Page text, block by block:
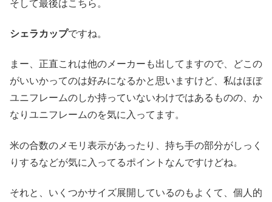
そして最後はこちら。
シェラカップですね。
まー、正直これは他のメーカーも出してますので、どこの
がいいかってのは好みになるかと思いますけど、私はほぼ
ユニフレームのしか持っていないわけではあるものの、か
なりユニフレームのを気に入ってます。
米の合数のメモリ表示があったり、持ち手の部分がしっく
りするなどが気に入ってるポイントなんですけどね。
それと、いくつかサイズ展開しているのもよくて、個人的